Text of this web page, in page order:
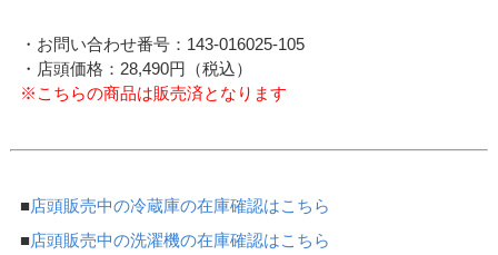
・お問い合わせ番号：143-016025-105
・店頭価格：28,490円（税込）
※こちらの商品は販売済となります
■店頭販売中の冷蔵庫の在庫確認はこちら
■店頭販売中の洗濯機の在庫確認はこちら